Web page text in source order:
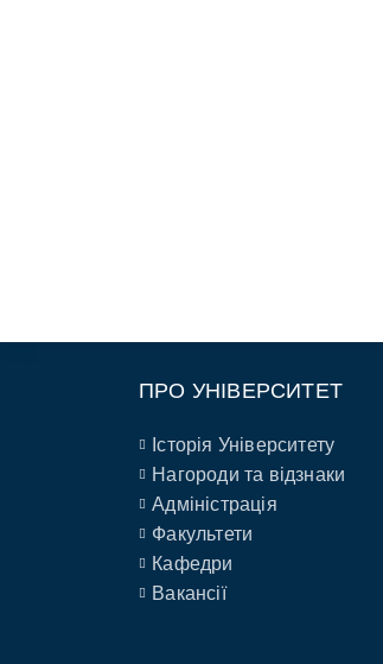
ПРО УНІВЕРСИТЕТ
Історія Університету
Нагороди та відзнаки
Адміністрація
Факультети
Кафедри
Вакансії